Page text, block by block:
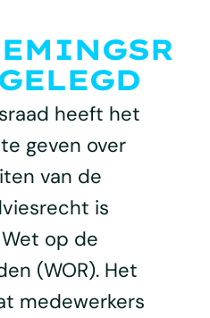
heeft het
geven over
van de
is
op de
(WOR). Het
medewerkers